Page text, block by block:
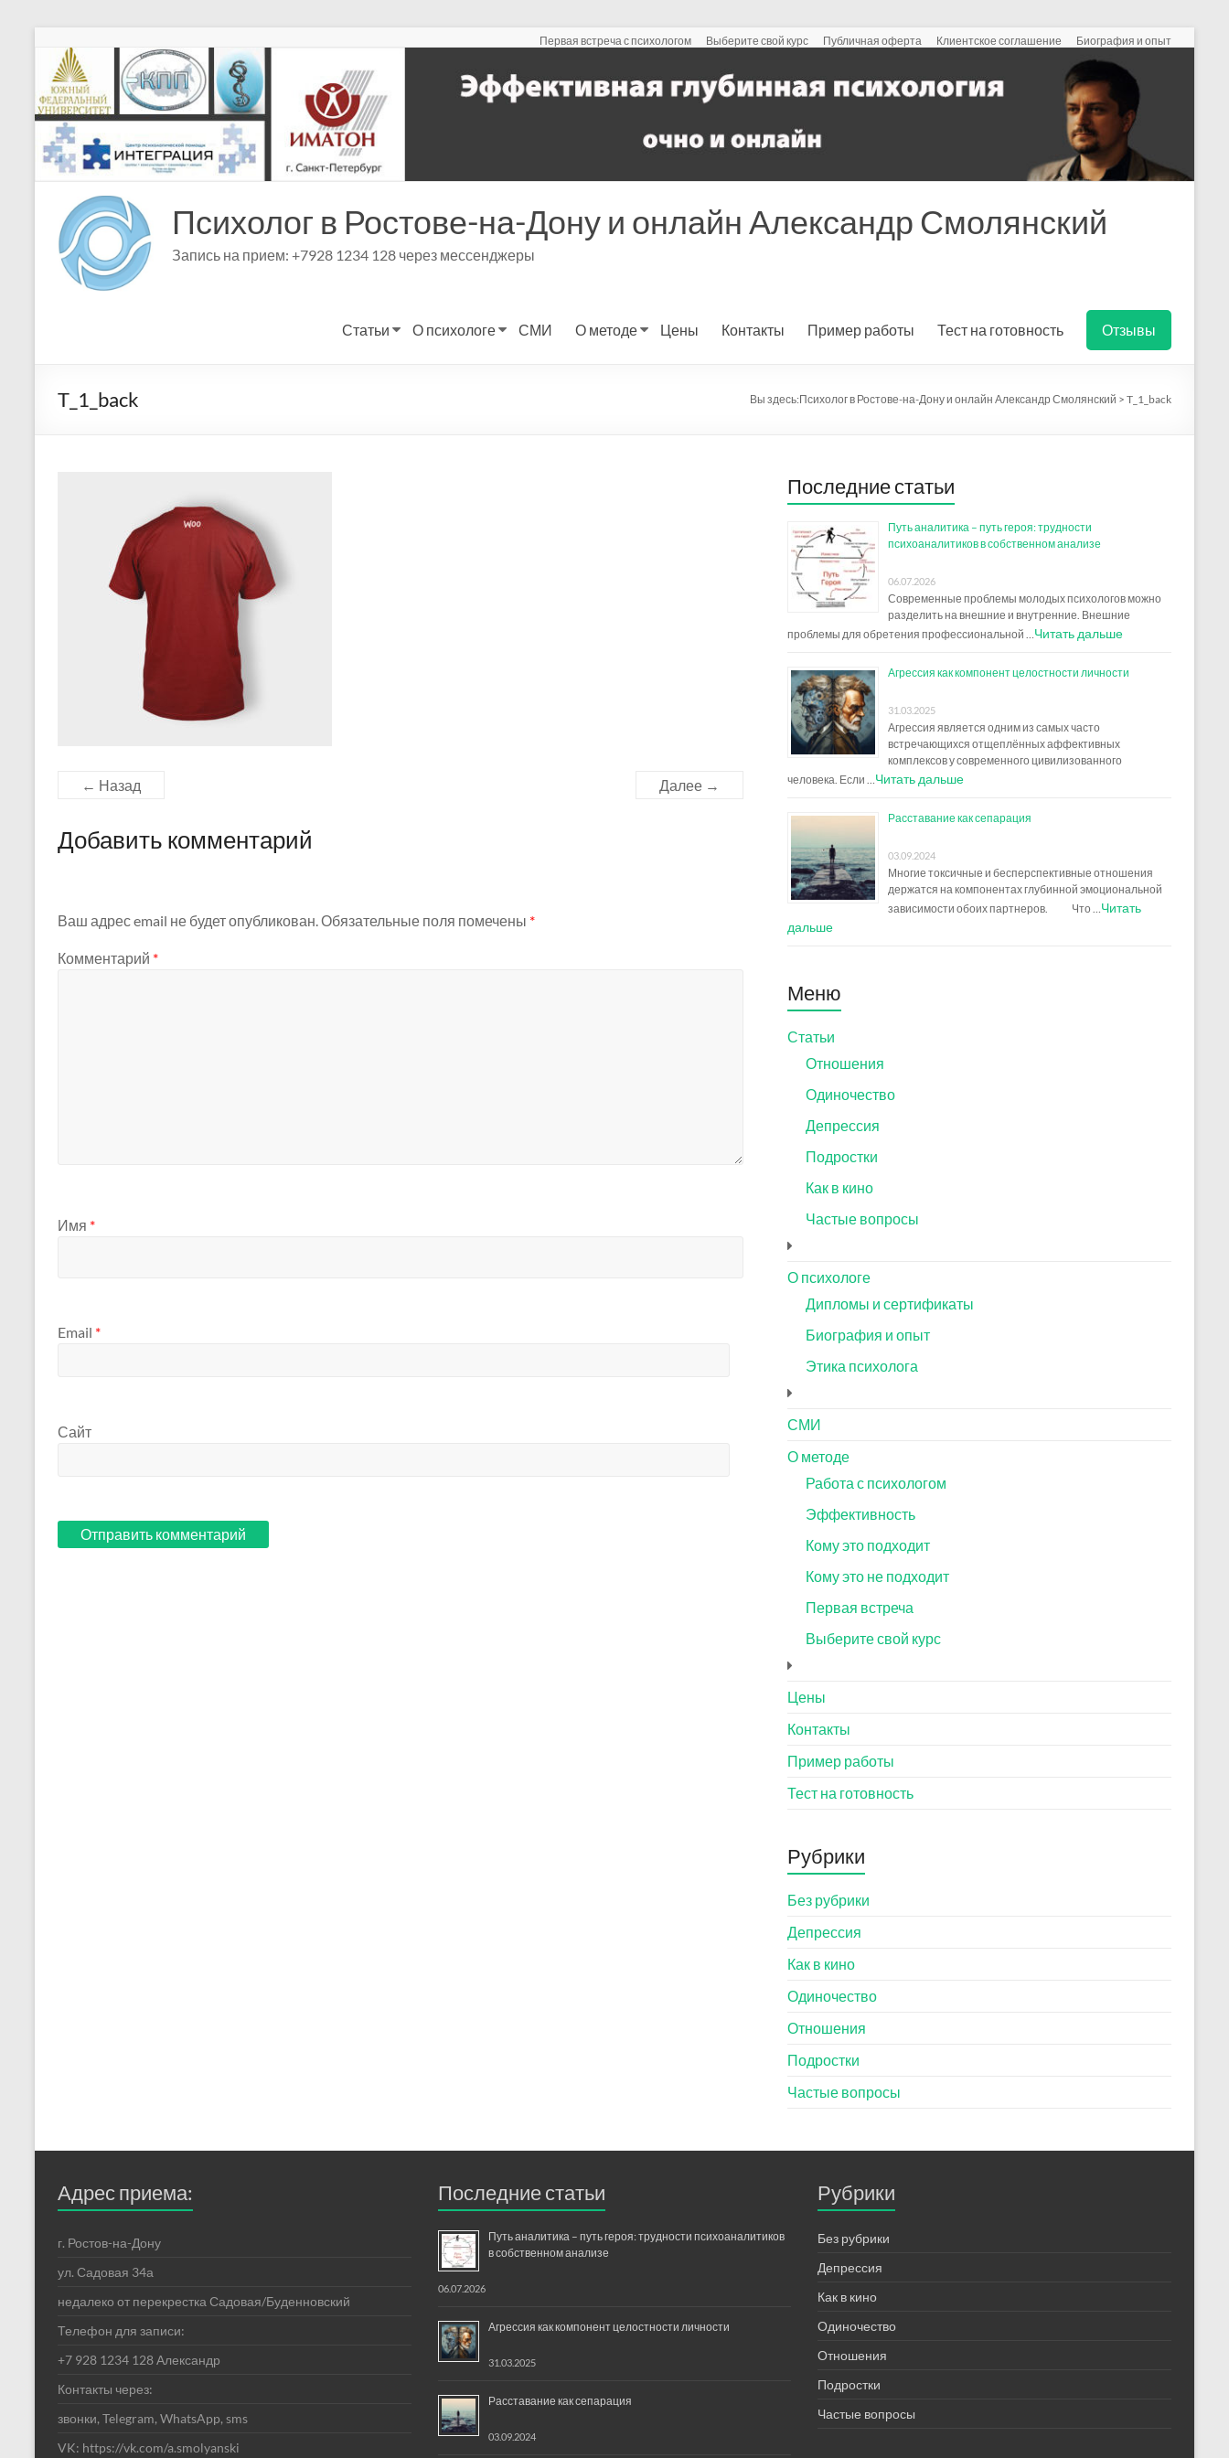
содержимому
Первая встреча с психологом Выберите свой курс Публичная оферта Клиентское соглашение Биография и опыт
Психолог в Ростове-на-Дону и онлайн Александр Смолянский
Запись на прием: +7928 1234 128 через мессенджеры
Статьи О психологе СМИ О методе Цены Контакты Пример работы Тест на готовность Отзывы
T_1_back Вы здесь:Психолог в Ростове-на-Дону и онлайн Александр Смолянский > T_1_back
← Назад Далее →
Добавить комментарий
Ваш адрес email не будет опубликован. Обязательные поля помечены *
Комментарий *
Имя *
Email *
Сайт
Последние статьи
Путь аналитика – путь героя: трудности
психоаналитиков в собственном анализе
06.07.2026
Современные проблемы молодых психологов можно
разделить на внешние и внутренние. Внешние
проблемы для обретения профессиональной …Читать дальше
Агрессия как компонент целостности личности
31.03.2025
Агрессия является одним из самых часто
встречающихся отщеплённых аффективных
комплексов у современного цивилизованного
человека. Если …Читать дальше
Расставание как сепарация
03.09.2024
Многие токсичные и бесперспективные отношения
держатся на компонентах глубинной эмоциональной
зависимости обоих партнеров. Что …Читать
дальше
Меню
Статьи
Отношения
Одиночество
Депрессия
Подростки
Как в кино
Частые вопросы
О психологе
Дипломы и сертификаты
Биография и опыт
Этика психолога
СМИ
О методе
Работа с психологом
Эффективность
Кому это подходит
Кому это не подходит
Первая встреча
Выберите свой курс
Цены
Контакты
Пример работы
Тест на готовность
Рубрики
Без рубрики
Депрессия
Как в кино
Одиночество
Отношения
Подростки
Частые вопросы
Адрес приема:
г. Ростов-на-Дону
ул. Садовая 34а
недалеко от перекрестка Садовая/Буденновский
Телефон для записи:
+7 928 1234 128 Александр
Контакты через:
звонки, Telegram, WhatsApp, sms
VK: https://vk.com/a.smolyanski
Последние статьи
Путь аналитика – путь героя: трудности психоаналитиков
в собственном анализе
06.07.2026
Агрессия как компонент целостности личности
31.03.2025
Расставание как сепарация
03.09.2024
Рубрики
Без рубрики
Депрессия
Как в кино
Одиночество
Отношения
Подростки
Частые вопросы